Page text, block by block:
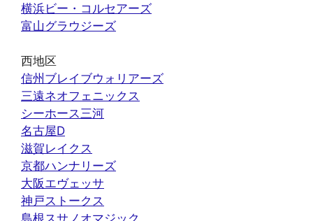
横浜ビー・コルセアーズ
富山グラウジーズ
西地区
信州ブレイブウォリアーズ
三遠ネオフェニックス
シーホース三河
名古屋D
滋賀レイクス
京都ハンナリーズ
大阪エヴェッサ
神戸ストークス
島根スサノオマジック